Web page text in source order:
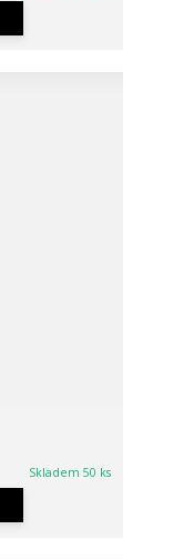
Skladem 50 ks